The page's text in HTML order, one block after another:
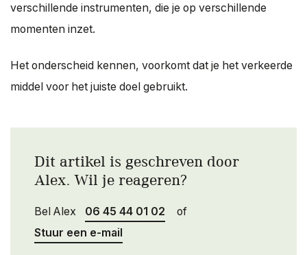
verschillende instrumenten, die je op verschillende
momenten inzet.
Het onderscheid kennen, voorkomt dat je het verkeerde
middel voor het juiste doel gebruikt.
Dit artikel is geschreven door
Alex. Wil je reageren?
Bel Alex 06 45 44 01 02
of
Stuur een e-mail